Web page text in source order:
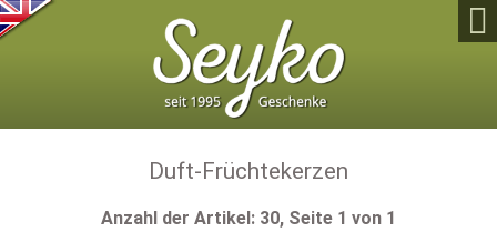

Duft-Früchtekerzen
Anzahl der Artikel: 30, Seite 1 von 1